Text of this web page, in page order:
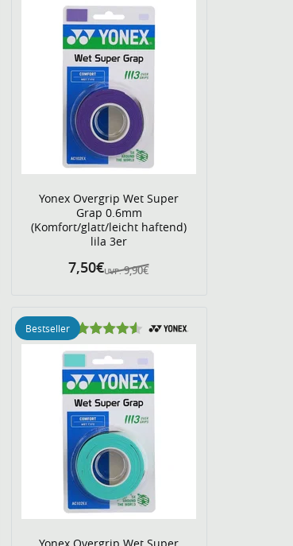
Yonex Overgrip Wet Super
Grap 0.6mm
(Komfort/glatt/leicht haftend)
lila 3er
UVP: 9,90€
7,50€
Bestseller